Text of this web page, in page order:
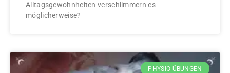
Alltagsgewohnheiten verschlimmern es
möglicherweise?
PHYSIO-ÜBUNGEN